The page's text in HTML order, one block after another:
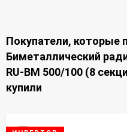
Покупатели, которые
Биметаллический
RU-BM 500/100 (8
купили